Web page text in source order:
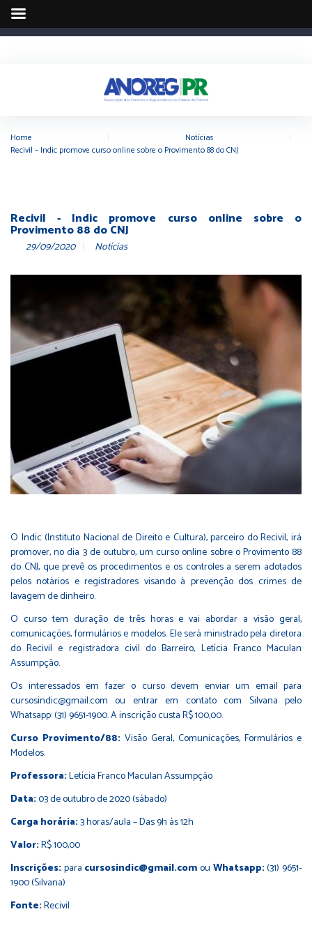
Home Notícias
Recivil – Indic promove curso online sobre o Provimento 88 do CNJ
Recivil - Indic promove curso online sobre o
Provimento 88 do CNJ
29/09/2020 Notícias
O Indic (Instituto Nacional de Direito e Cultura), parceiro do Recivil, irá
promover, no dia 3 de outubro, um curso online sobre o Provimento 88
do CNJ, que prevê os procedimentos e os controles a serem adotados
pelos notários e registradores visando à prevenção dos crimes de
lavagem de dinheiro.
O curso tem duração de três horas e vai abordar a visão geral,
comunicações, formulários e modelos. Ele será ministrado pela diretora
do Recivil e registradora civil do Barreiro, Letícia Franco Maculan
Assumpção.
Os interessados em fazer o curso devem enviar um email para
cursosindic@gmail.com ou entrar em contato com Silvana pelo
Whatsapp: (31) 9651-1900. A inscrição custa R$ 100,00.
Curso Provimento/88: Visão Geral, Comunicações, Formulários e
Modelos.
Professora:Letícia Franco Maculan Assumpção
Data:03 de outubro de 2020 (sábado)
Carga horária:3 horas/aula – Das 9h às 12h
Valor:R$ 100,00
Inscrições:para cursosindic@gmail.comou Whatsapp:(31) 9651-
1900 (Silvana)
Fonte:Recivil